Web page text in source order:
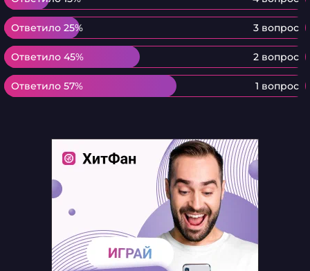
Ответило 25% 3 вопрос
Ответило 25%
Ответило 45% 2 вопрос
Ответило 45%
Ответило 57% 1 вопрос
Ответило 57%